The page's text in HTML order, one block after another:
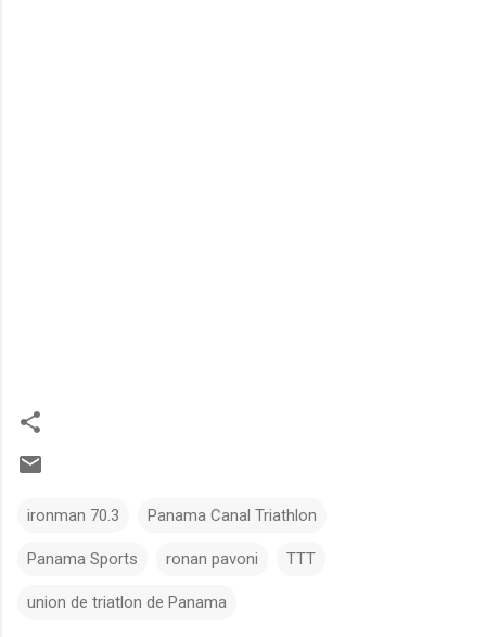
ironman 70.3 Panama Canal Triathlon
Panama Sports ronan pavoni TTT
union de triatlon de Panama